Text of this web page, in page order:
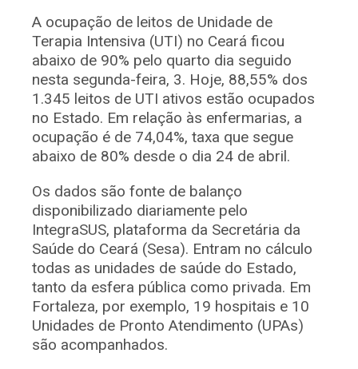
A ocupação de leitos de Unidade de
Terapia Intensiva (UTI) no Ceará ficou
abaixo de 90% pelo quarto dia seguido
nesta segunda-feira, 3. Hoje, 88,55% dos
1.345 leitos de UTI ativos estão ocupados
no Estado. Em relação às enfermarias, a
ocupação é de 74,04%, taxa que segue
abaixo de 80% desde o dia 24 de abril.
Os dados são fonte de balanço
disponibilizado diariamente pelo
IntegraSUS, plataforma da Secretária da
Saúde do Ceará (Sesa). Entram no cálculo
todas as unidades de saúde do Estado,
tanto da esfera pública como privada. Em
Fortaleza, por exemplo, 19 hospitais e 10
Unidades de Pronto Atendimento (UPAs)
são acompanhados.